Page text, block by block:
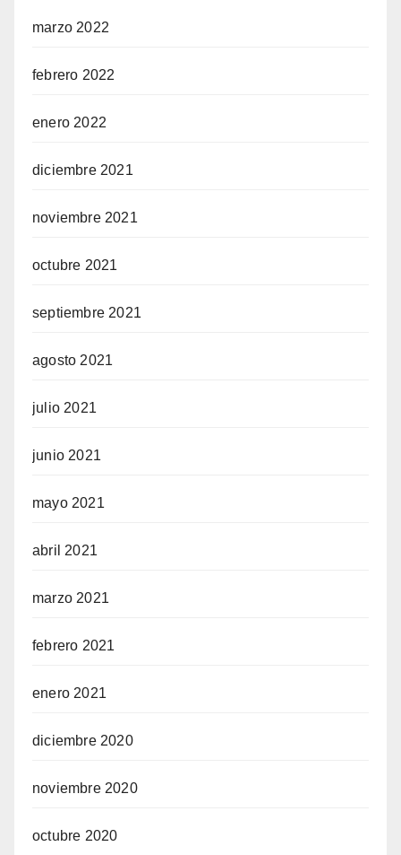
marzo 2022
febrero 2022
enero 2022
diciembre 2021
noviembre 2021
octubre 2021
septiembre 2021
agosto 2021
julio 2021
junio 2021
mayo 2021
abril 2021
marzo 2021
febrero 2021
enero 2021
diciembre 2020
noviembre 2020
octubre 2020